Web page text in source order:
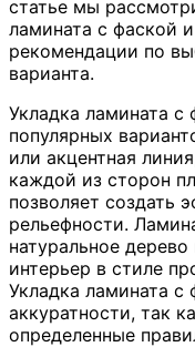
статье мы
ламината с фаской
рекомендации по
варианта.
Укладка ламината
популярных
или акцентная
каждой из сторон
позволяет создать
рельефности.
натуральное
интерьер в стиле
Укладка ламината с
аккуратности, так
определенные